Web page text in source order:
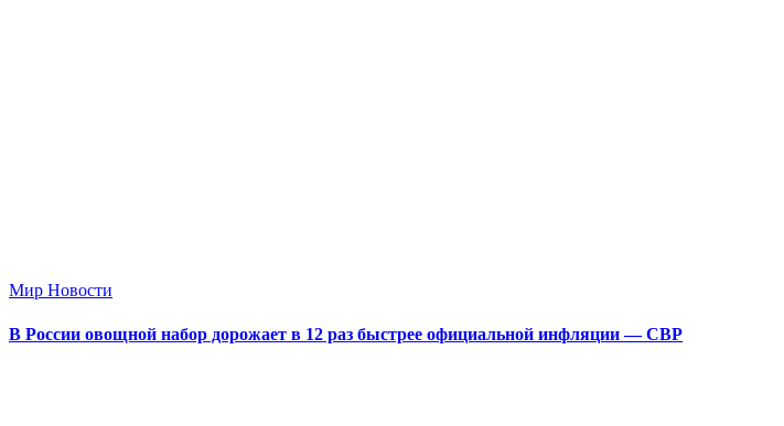
Мир Новости
В России овощной набор дорожает в 12 раз быстрее официальной инфляции — СВР